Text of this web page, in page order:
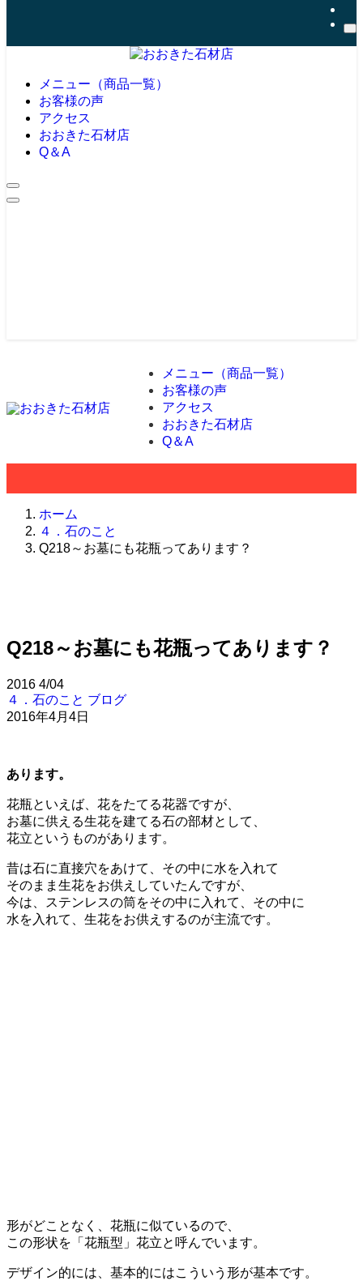
メニュー（商品一覧）
お客様の声
アクセス
おおきた石材店
Q＆A
メニュー（商品一覧）
お客様の声
アクセス
おおきた石材店
Q＆A
ホーム
４．石のこと
Q218～お墓にも花瓶ってあります？
Q218～お墓にも花瓶ってあります？
2016 4/04
４．石のこと ブログ
2016年4月4日
あります。
花瓶といえば、花をたてる花器ですが、
お墓に供える生花を建てる石の部材として、
花立というものがあります。
昔は石に直接穴をあけて、その中に水を入れて
そのまま生花をお供えしていたんですが、
今は、ステンレスの筒をその中に入れて、その中に
水を入れて、生花をお供えするのが主流です。
形がどことなく、花瓶に似ているので、
この形状を「花瓶型」花立と呼んでいます。
デザイン的には、基本的にはこういう形が基本です。